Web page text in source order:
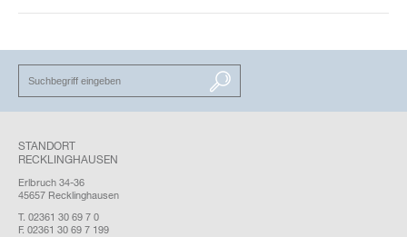
SUCHEN
STANDORT
RECKLINGHAUSEN
Erlbruch 34-36
45657 Recklinghausen
T. 02361 30 69 7 0
F. 02361 30 69 7 199